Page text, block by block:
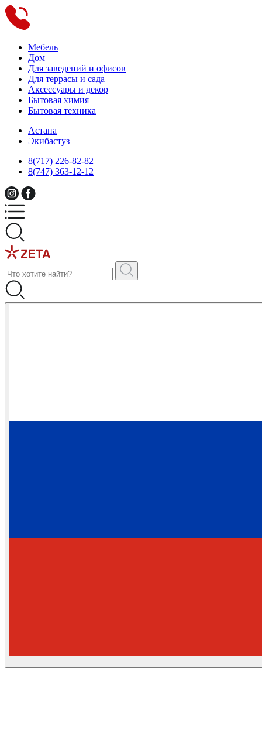
Мебель
Дом
Для заведений и офисов
Для террасы и сада
Аксессуары и декор
Бытовая химия
Бытовая техника
Астана
Экибастуз
8(717) 226-82-82
8(747) 363-12-12